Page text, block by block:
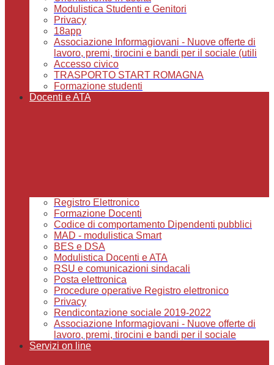
Modulistica Studenti e Genitori
Privacy
18app
Associazione Informagiovani - Nuove offerte di
lavoro, premi, tirocini e bandi per il sociale (utili
Accesso civico
TRASPORTO START ROMAGNA
Formazione studenti
Docenti e ATA
Registro Elettronico
Formazione Docenti
Codice di comportamento Dipendenti pubblici
MAD - modulistica Smart
BES e DSA
Modulistica Docenti e ATA
RSU e comunicazioni sindacali
Posta elettronica
Procedure operative Registro elettronico
Privacy
Rendicontazione sociale 2019-2022
Associazione Informagiovani - Nuove offerte di
lavoro, premi, tirocini e bandi per il sociale
Servizi on line